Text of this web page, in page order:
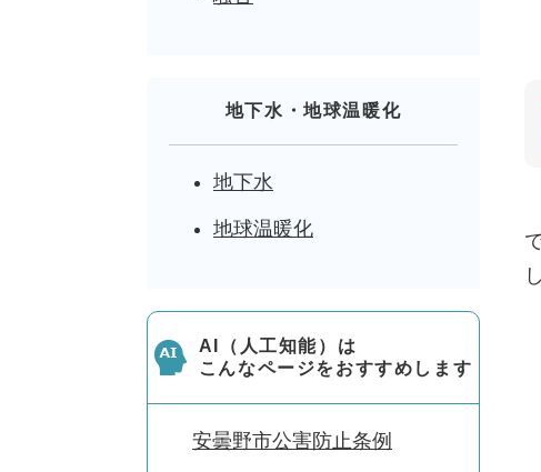
地下水・地球温暖化
地下水
地球温暖化
AI（人工知能）は
こんなページをおすすめします
安曇野市公害防止条例